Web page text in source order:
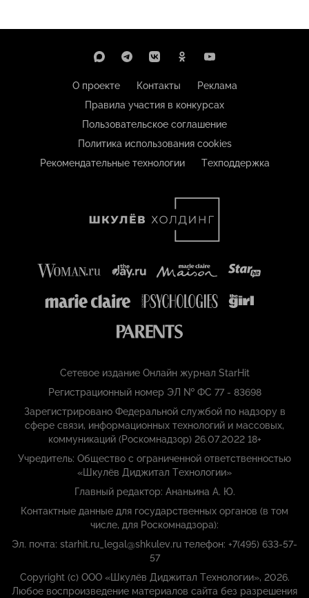
О проекте Контакты
Реклама
Правила участия в конкурсах
Пользовательское соглашение
Политика использования cookies
Рекомендательные технологии
Техподдержка
Сетевое издание Онлайн журнал StarHit
Регистрационный номер ЭЛ № ФС 77 - 83698
Зарегистрировано Федеральной службой по надзору в
сфере связи, информационных технологий и массовых,
коммуникаций (Роскомнадзор) 26.07.2022 18+
Учредитель: Общество с ограниченной ответственностью
«Шкулёв Диджитал Технологии»
Главный редактор: Ананьина А. Ю.
Контактные данные для государственных органов (в том
числе, для Роскомнадзора):
Эл. почта: starhit.ru_legal@shkulev.ru телефон: +7(495) 633-57-
57
Copyright (с) ООО «Шкулёв Диджитал Технологии», 2026.
Любое воспроизведение материалов сайта без разрешения